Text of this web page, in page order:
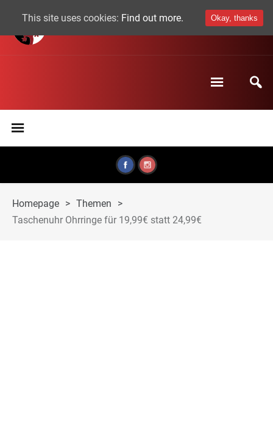
Homepage > Themen
>
Taschenuhr Ohrringe für 19,99€ statt 24,99€
This site uses cookies: Find out more. Okay, thanks